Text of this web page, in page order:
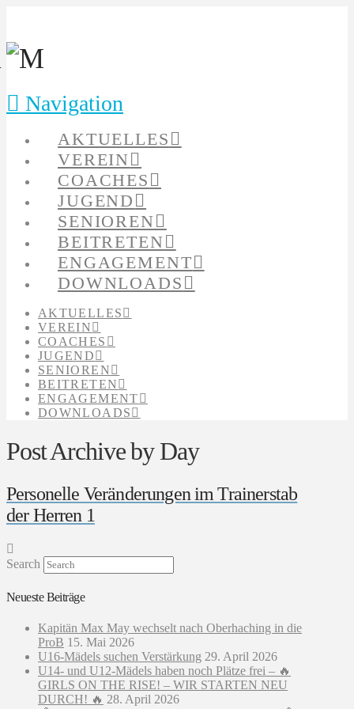
Navigation
AKTUELLES
VEREIN
COACHES
JUGEND
SENIOREN
BEITRETEN
ENGAGEMENT
DOWNLOADS
AKTUELLES
VEREIN
COACHES
JUGEND
SENIOREN
BEITRETEN
ENGAGEMENT
DOWNLOADS
Post Archive by Day
Personelle Veränderungen im Trainerstab
der Herren 1
Search
Neueste Beiträge
Kapitän Max May wechselt nach Oberhaching in die
ProB 15. Mai 2026
U16-Mädels suchen Verstärkung 29. April 2026
U14- und U12-Mädels haben noch Plätze frei – 🔥
GIRLS ON THE RISE! – WIR STARTEN NEU
DURCH! 🔥 28. April 2026